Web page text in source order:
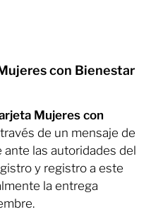
con Bienestar
Mujeres con
de un mensaje de
las autoridades del
y registro a este
la entrega